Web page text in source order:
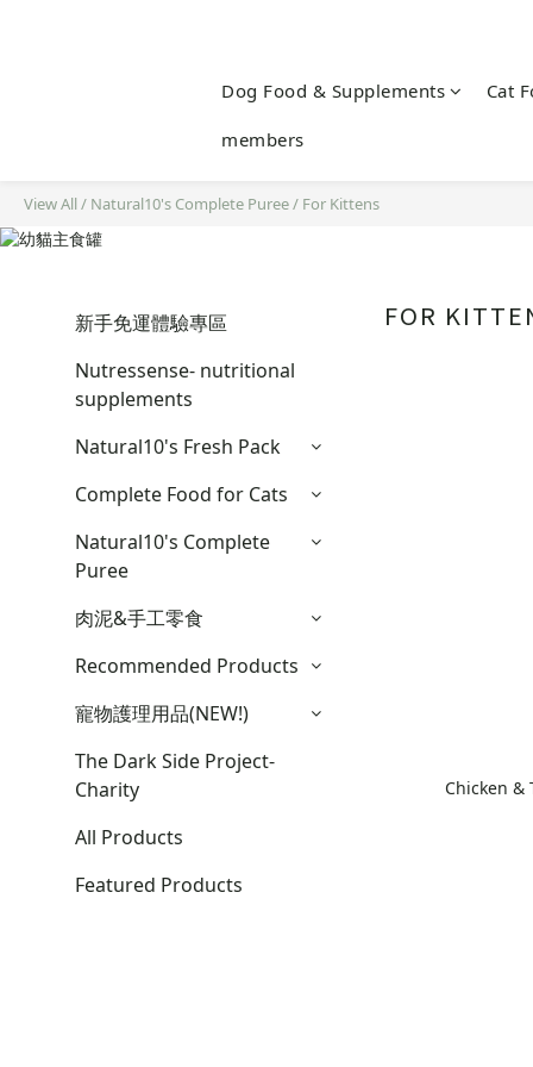
Dog Food & Supplements Cat
members
View All/ Natural10's Complete Puree/ For Kittens
新手免運體驗專區
Nutressense- nutritional
supplements
Natural10's Fresh Pack
Complete Food for Cats
Natural10's Complete
Puree
肉泥&手工零食
Recommended Products
寵物護理用品(NEW!)
The Dark Side Project-
Charity
All Products
Featured Products
FOR
Chicken &